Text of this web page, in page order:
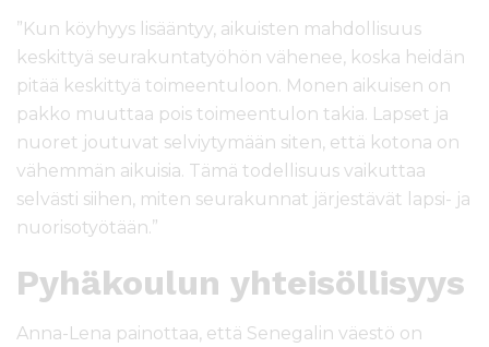
”Kun köyhyys lisääntyy, aikuisten mahdollisuus
keskittyä seurakuntatyöhön vähenee, koska heidän
pitää keskittyä toimeentuloon. Monen aikuisen on
pakko muuttaa pois toimeentulon takia. Lapset ja
nuoret joutuvat selviytymään siten, että kotona on
vähemmän aikuisia. Tämä todellisuus vaikuttaa
selvästi siihen, miten seurakunnat järjestävät lapsi- ja
nuorisotyötään.”
Pyhäkoulun yhteisöllisyys
Anna-Lena painottaa, että Senegalin väestö on